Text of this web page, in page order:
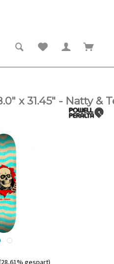
x 31.45" - Natty &
gespart)